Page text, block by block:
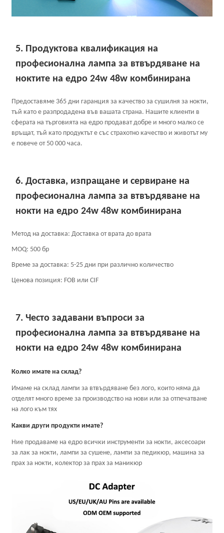
5. Продуктова квалификация на
професионална лампа за втвърдяване на
ноктите на едро 24w 48w комбинирана
Предоставяме 365 дни гаранция за качество за сушилня за нокти,
тъй като е разпродадена във вашата страна. Нашите клиенти в
сферата на търговията на едро продават добре и много малко се
връщат, тъй като продуктът е със страхотно качество и животът му
е повече от 50 000 часа.
6. Доставка, изпращане и сервиране на
професионална лампа за втвърдяване на
нокти на едро 24w 48w комбинирана
Метод на доставка: Доставка от врата до врата
MOQ: 500 бр
Време за доставка: 5-25 дни при различно количество
Ценова позиция: FOB или CIF
7. Често задавани въпроси за
професионална лампа за втвърдяване на
нокти на едро 24w 48w комбинирана
Колко имате на склад?
Имаме на склад лампи за втвърдяване без лого, които няма да
отделят много време за производство на нови или за отпечатване
на лого към тях
Какви други продукти имате?
Ние продаваме на едро всички инструменти за нокти, аксесоари
за лак за нокти, лампи за сушене, лампи за педикюр, машина за
прах за нокти, колектор за прах за маникюр